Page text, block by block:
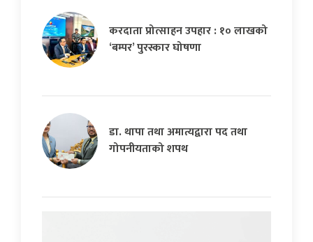
करदाता प्रोत्साहन उपहार : १० लाखको
‘बम्पर’ पुरस्कार घोषणा
डा. थापा तथा अमात्यद्वारा पद तथा
गोपनीयताको शपथ